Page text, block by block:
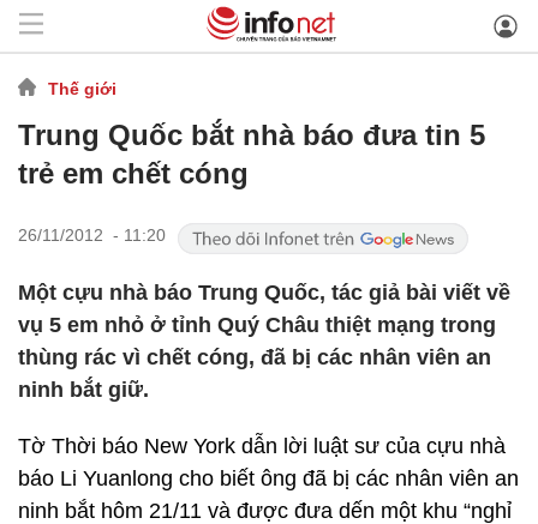
Thế giới
Trung Quốc bắt nhà báo đưa tin 5
trẻ em chết cóng
26/11/2012 - 11:20
Một cựu nhà báo Trung Quốc, tác giả bài viết về
vụ 5 em nhỏ ở tỉnh Quý Châu thiệt mạng trong
thùng rác vì chết cóng, đã bị các nhân viên an
ninh bắt giữ.
Tờ Thời báo New York dẫn lời luật sư của cựu nhà
báo Li Yuanlong cho biết ông đã bị các nhân viên an
ninh bắt hôm 21/11 và được đưa dến một khu “nghỉ